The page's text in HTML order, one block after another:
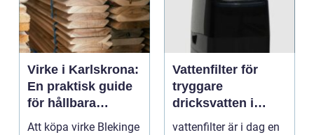
Virke i Karlskrona:
En praktisk guide
för hållbara
byggprojekt
Att köpa virke Blekinge
Vattenfilter för
tryggare
dricksvatten i
vardagen
vattenfilter är i dag en